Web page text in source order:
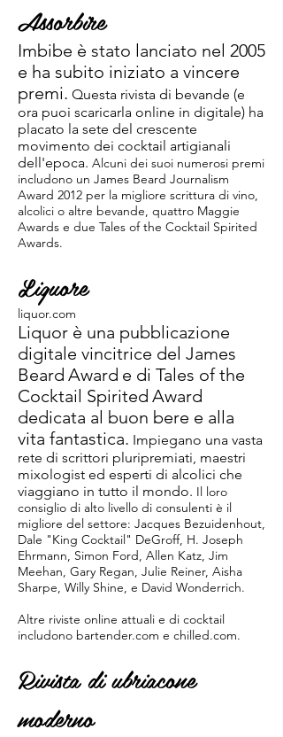
Assorbire
Imbibe è stato lanciato nel 2005
e ha subito iniziato a vincere
premi. Questa rivista di bevande (e
ora puoi scaricarla online in digitale) ha
placato la sete del crescente
movimento dei cocktail artigianali
dell'epoca. Alcuni dei suoi numerosi premi
includono un James Beard Journalism
Award 2012 per la migliore scrittura di vino,
alcolici o altre bevande, quattro Maggie
Awards e due Tales of the Cocktail Spirited
Awards.
Liquore
liquor.com
Liquor è una pubblicazione
digitale vincitrice del James
Beard Award e di Tales of the
Cocktail Spirited Award
dedicata al buon bere e alla
vita fantastica. Impiegano una vasta
rete di scrittori pluripremiati, maestri
mixologist ed esperti di alcolici che
viaggiano in tutto il mondo. Il loro
consiglio di alto livello di consulenti è il
migliore del settore: Jacques Bezuidenhout,
Dale "King Cocktail" DeGroff, H. Joseph
Ehrmann, Simon Ford, Allen Katz, Jim
Meehan, Gary Regan, Julie Reiner, Aisha
Sharpe, Willy Shine, e David Wonderrich.
Altre riviste online attuali e di cocktail
includono bartender.com e chilled.com.
Rivista di ubriacone
moderno